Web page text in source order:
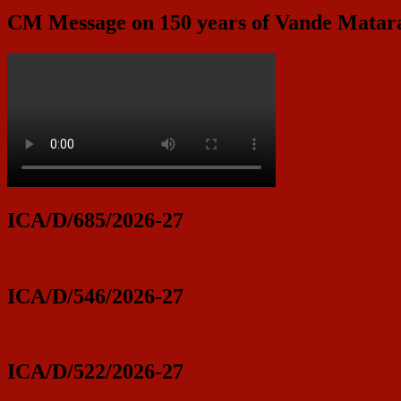
CM Message on 150 years of Vande
ICA/D/685/2026-27
ICA/D/546/2026-27
ICA/D/522/2026-27